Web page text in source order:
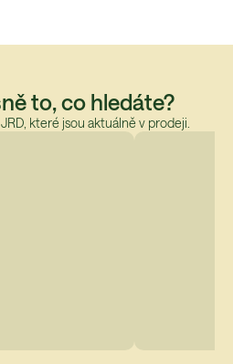
to, co hledáte?
které jsou aktuálně v prodeji.